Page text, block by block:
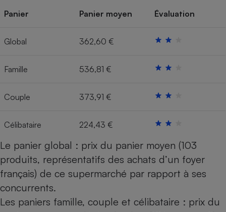
Panier Panier moyen Évaluation
Global 362,60 €
Famille 536,81 €
Couple 373,91 €
Célibataire 224,43 €
Le panier global : prix du panier moyen (103
produits, représentatifs des achats d’un foyer
français) de ce supermarché par rapport à ses
concurrents.
Les paniers famille, couple et célibataire : prix du
Robot ménager